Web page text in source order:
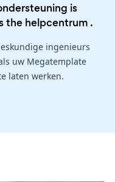
is
the helpcentrum .
ingenieurs
uw Megatemplate
laten werken.